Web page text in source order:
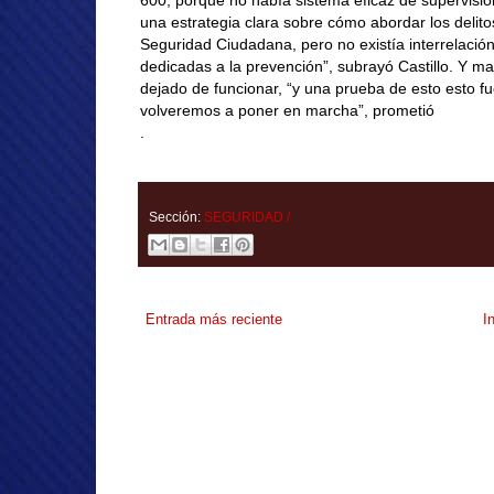
una estrategia clara sobre cómo abordar los
Seguridad Ciudadana, pero no existía
dedicadas a la prevención”, subrayó Castillo. Y
dejado de funcionar, “y una prueba de esto esto
volveremos a poner en marcha”, prometió
.
Sección: SEGURIDAD /
Entrada más reciente